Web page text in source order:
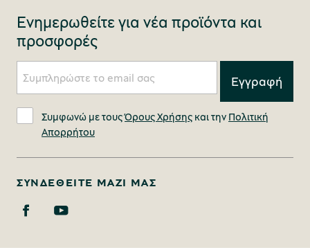
Ενημερωθείτε για νέα προϊόντα και
προσφορές
Συμφωνώ με τουςΌρους Χρήσης και την Πολιτική
Απορρήτου
ΣΥΝΔΕΘΕΊΤΕ ΜΑΖΊ ΜΑΣ